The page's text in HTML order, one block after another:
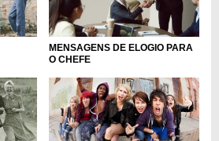
MENSAGENS DE ELOGIO PARA
O CHEFE